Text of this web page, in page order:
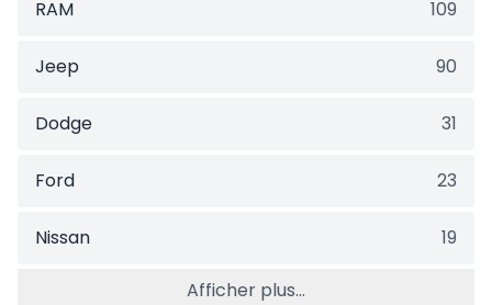
RAM 109
Jeep 90
Dodge 31
Ford 23
Nissan 19
Afficher plus...